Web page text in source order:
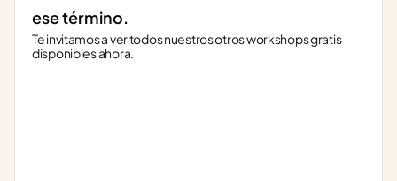
ese término.
Te invitamos a ver todos nuestros otros workshops gratis
disponibles ahora.